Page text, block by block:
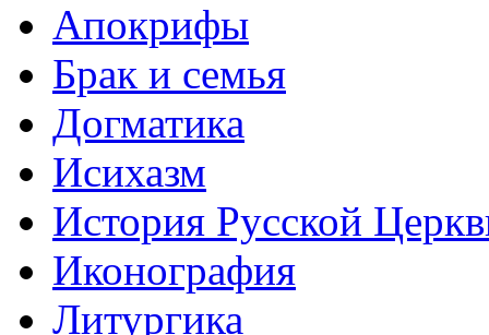
Апокрифы
Брак и семья
Догматика
Исихазм
История Русской
Иконография
Литургика